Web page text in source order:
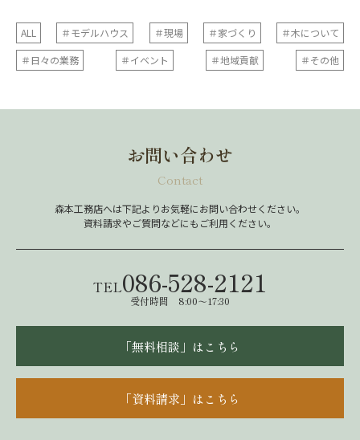
ALL ＃モデルハウス ＃現場 ＃家づくり
＃木について
＃日々の業務
＃イベント ＃地域貢献 ＃その他
お問い合わせ
Contact
森本工務店へは下記よりお気軽にお問い合わせください。
資料請求やご質問などにもご利用ください。
TEL086-528-2121
受付時間 8:00～17:30
「無料相談」はこちら
「資料請求」はこちら